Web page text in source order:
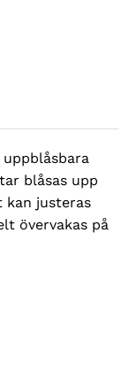
blåsas upp
kan justeras
övervakas på